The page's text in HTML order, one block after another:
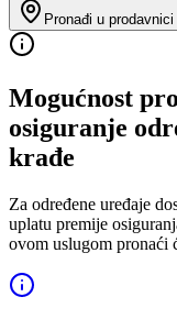
Pronađi u prodavnici
Mogućnost
osiguranje
krađe
Za određene uređaje
uplatu premije
ovom uslugom pronaći